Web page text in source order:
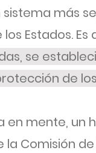
más
Estados. Es
se
de
en mente, un
Comisión